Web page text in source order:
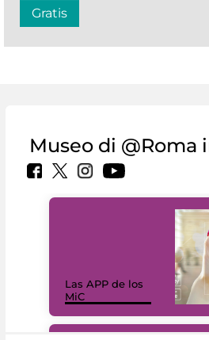
Gratis
Museo di @Roma
Las APP de los
MiC